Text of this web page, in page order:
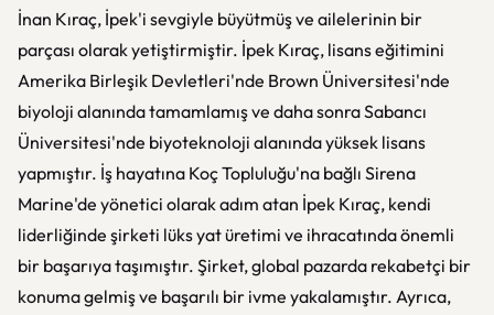
İnan Kıraç, İpek'i sevgiyle büyütmüş ve ailelerinin bir
parçası olarak yetiştirmiştir. İpek Kıraç, lisans eğitimini
Amerika Birleşik Devletleri'nde Brown Üniversitesi'nde
biyoloji alanında tamamlamış ve daha sonra Sabancı
Üniversitesi'nde biyoteknoloji alanında yüksek lisans
yapmıştır. İş hayatına Koç Topluluğu'na bağlı Sirena
Marine'de yönetici olarak adım atan İpek Kıraç, kendi
liderliğinde şirketi lüks yat üretimi ve ihracatında önemli
bir başarıya taşımıştır. Şirket, global pazarda rekabetçi bir
konuma gelmiş ve başarılı bir ivme yakalamıştır. Ayrıca,